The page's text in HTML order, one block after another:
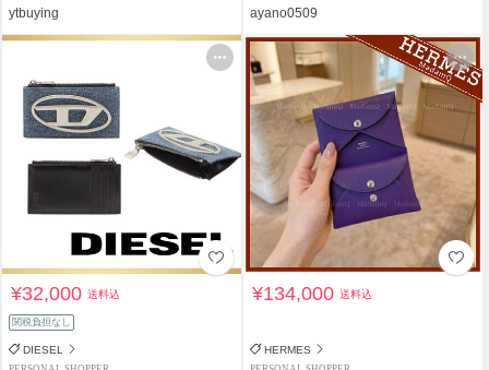
ytbuying ayano0509
¥32,000送料込
関税負担なし
DIESEL
¥134,000送料込
HERMES